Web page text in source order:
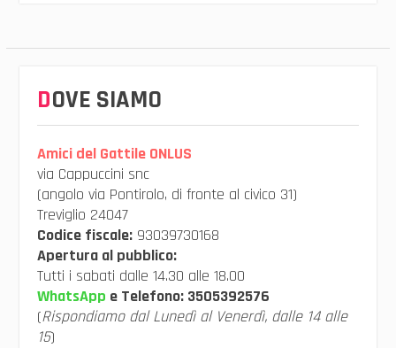
DOVE SIAMO
Amici del Gattile ONLUS
via Cappuccini snc
(angolo via Pontirolo, di fronte al civico 31)
Treviglio 24047
Codice fiscale:93039730168
Apertura al pubblico:
Tutti i sabati dalle 14.30 alle 18.00
WhatsApp e Telefono: 3505392576
(Rispondiamo dal Lunedì al Venerdì, dalle 14 alle
15)